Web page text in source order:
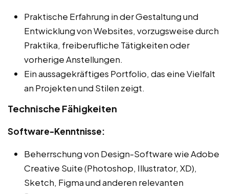
Praktische Erfahrung in der Gestaltung und
Entwicklung von Websites, vorzugsweise durch
Praktika, freiberufliche Tätigkeiten oder
vorherige Anstellungen.
Ein aussagekräftiges Portfolio, das eine Vielfalt
an Projekten und Stilen zeigt.
Technische Fähigkeiten
Software-Kenntnisse:
Beherrschung von Design-Software wie Adobe
Creative Suite (Photoshop, Illustrator, XD),
Sketch, Figma und anderen relevanten